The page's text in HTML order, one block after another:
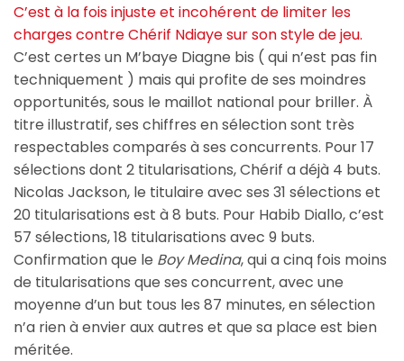
C’est à la fois injuste et incohérent de limiter les
charges contre Chérif Ndiaye sur son style de jeu.
C’est certes un M’baye Diagne bis ( qui n’est pas fin
techniquement ) mais qui profite de ses moindres
opportunités, sous le maillot national pour briller. À
titre illustratif, ses chiffres en sélection sont très
respectables comparés à ses concurrents. Pour 17
sélections dont 2 titularisations, Chérif a déjà 4 buts.
Nicolas Jackson, le titulaire avec ses 31 sélections et
20 titularisations est à 8 buts. Pour Habib Diallo, c’est
57 sélections, 18 titularisations avec 9 buts.
Confirmation que le Boy Medina, qui a cinq fois moins
de titularisations que ses concurrent, avec une
moyenne d’un but tous les 87 minutes, en sélection
n’a rien à envier aux autres et que sa place est bien
méritée.